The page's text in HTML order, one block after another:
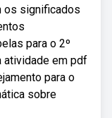
os significados
para o 2º
atividade em pdf
para o
sobre